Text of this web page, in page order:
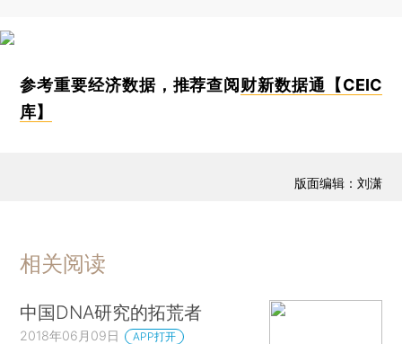
参考重要经济数据，推荐查阅 财新数据通【CEIC
库】
版面编辑：刘潇
相关阅读
中国DNA研究的拓荒者
2018年06月09日 APP打开